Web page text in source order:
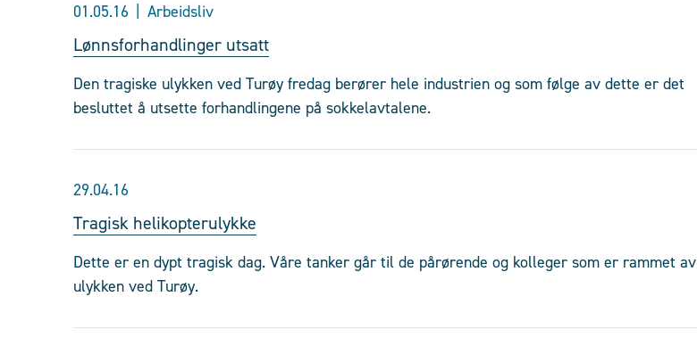
01.05.16 Arbeidsliv
Lønnsforhandlinger utsatt
Den tragiske ulykken ved Turøy fredag berører hele industrien og som følge av dette er det
besluttet å utsette forhandlingene på sokkelavtalene.
29.04.16
Tragisk helikopterulykke
Dette er en dypt tragisk dag. Våre tanker går til de pårørende og kolleger som er rammet av
ulykken ved Turøy.